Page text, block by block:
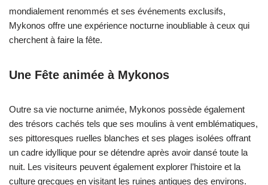
mondialement renommés et ses événements exclusifs,
Mykonos offre une expérience nocturne inoubliable à ceux qui
cherchent à faire la fête.
Une Fête animée à Mykonos
Outre sa vie nocturne animée, Mykonos possède également
des trésors cachés tels que ses moulins à vent emblématiques,
ses pittoresques ruelles blanches et ses plages isolées offrant
un cadre idyllique pour se détendre après avoir dansé toute la
nuit. Les visiteurs peuvent également explorer l’histoire et la
culture grecques en visitant les ruines antiques des environs.